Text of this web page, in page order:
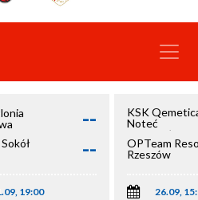
--
--
19:00
KSK
Noteć
Inowrocław
OPTeam
Rzeszów
26.09,